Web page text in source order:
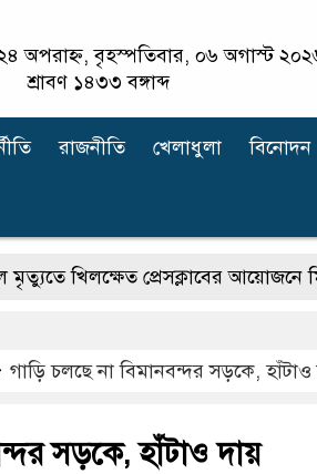
অপরাহ্ন, বৃহস্পতিবার, ০৬ অগাস্ট
শ্রাবণ ১৪৩৩ বঙ্গাব্দ
রাজনীতি খেলাধুলা বিনোদন
প্রেসক্লাবের আয়োজনে মিলাদ
গাড়ি চলছে না বিমানবন্দর সড়কে, হাঁটাও
সড়কে, হাঁটাও দায়